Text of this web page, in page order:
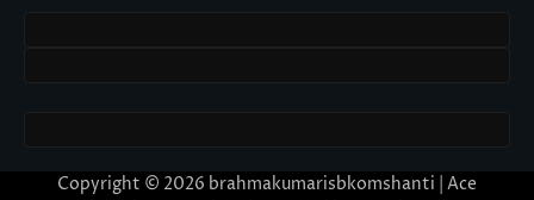
Copyright © 2026 brahmakumarisbkomshanti | Ace